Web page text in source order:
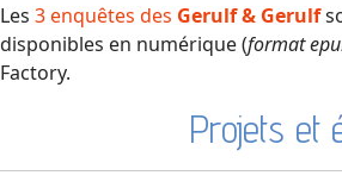
Les 3 enquêtes des Gerulf & Gerulf
disponibles en numérique (format
Factory.
Projets et